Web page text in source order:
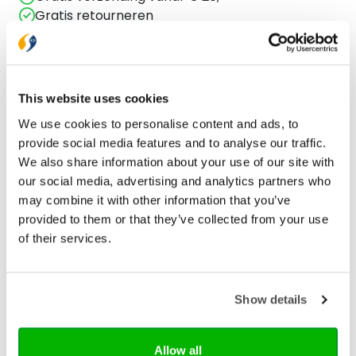
This website uses cookies
We use cookies to personalise content and ads, to
provide social media features and to analyse our traffic.
We also share information about your use of our site with
our social media, advertising and analytics partners who
may combine it with other information that you’ve
provided to them or that they’ve collected from your use
of their services.
Show details
Allow all
Gratis retourneren
Bekijk ook eens
Ark Media